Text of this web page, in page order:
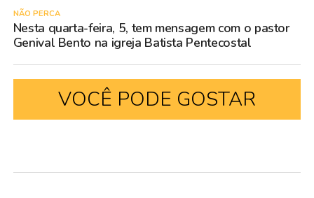
NÃO PERCA
Nesta quarta-feira, 5, tem mensagem com o pastor
Genival Bento na igreja Batista Pentecostal
VOCÊ PODE GOSTAR